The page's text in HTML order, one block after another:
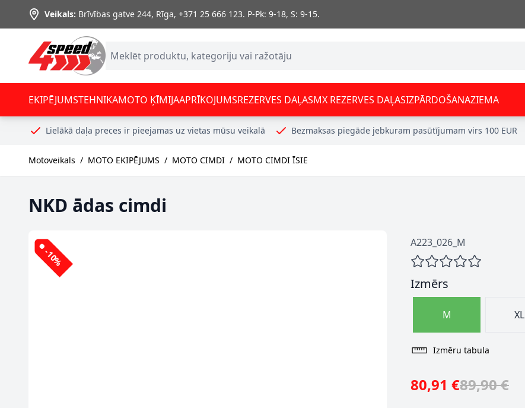
Skip to Content
Veikals: Brīvības gatve 244, Rīga, +371 25 666 123. P-Pk: 9-18, S: 9-15.
EKIPĒJUMSTEHNIKAMOTO ĶĪMIJAAPRĪKOJUMSREZERVES DAĻASMX REZERVES DAĻASIZPĀRDOŠANAZIEMA
Lielākā daļa preces ir pieejamas uz vietas mūsu veikalā Bezmaksas piegāde jebkuram pasūtījumam virs 100 EUR
Motoveikals / MOTO EKIPĒJUMS / MOTO CIMDI / MOTO CIMDI ĪSIE
NKD ādas cimdi
A223_026_M
-10%
Izmērs
M XL
Izmēru tabula
80,91 €89,90 €